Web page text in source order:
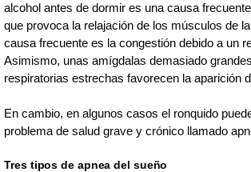
alcohol antes de dormir es una causa
que provoca la relajación de los músculos de
causa frecuente es la congestión debido a un
Asimismo, unas amígdalas demasiado
respiratorias estrechas favorecen la aparición
En cambio, en algunos casos el ronquido
problema de salud grave y crónico llamado
Tres tipos de apnea del sueño